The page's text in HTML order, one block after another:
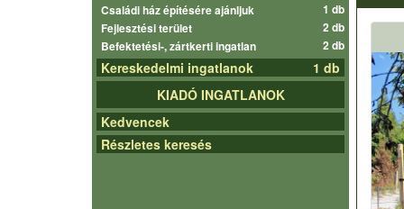
Családi ház építésére ajánljuk
1 db
Fejlesztési terület
2 db
Befektetési-, zártkerti ingatlan
2 db
Kereskedelmi ingatlanok
1 db
KIADÓ INGATLANOK
Kedvencek
Részletes keresés